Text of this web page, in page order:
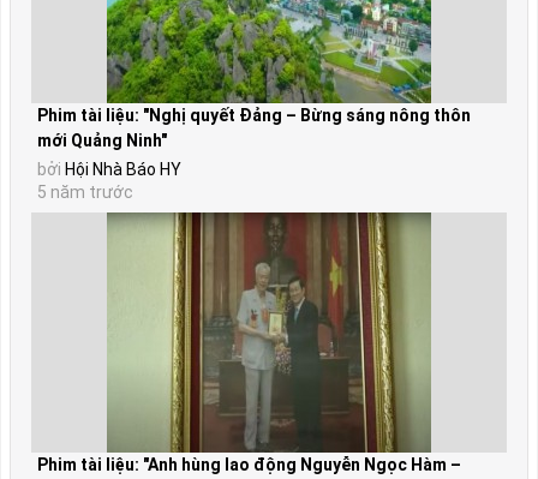
Phim tài liệu: "Nghị quyết Đảng – Bừng sáng nông thôn
mới Quảng Ninh"
bởi Hội Nhà Báo HY
5 năm trước
Phim tài liệu: "Anh hùng lao động Nguyễn Ngọc Hàm –